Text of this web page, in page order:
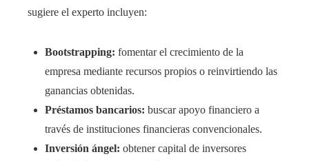
sugiere el experto incluyen:
Bootstrapping: fomentar el crecimiento de la
empresa mediante recursos propios o reinvirtiendo las
ganancias obtenidas.
Préstamos bancarios: buscar apoyo financiero a
través de instituciones financieras convencionales.
Inversión ángel: obtener capital de inversores